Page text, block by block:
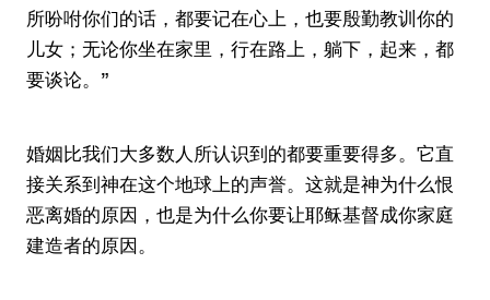
所吩咐你们的话，都要记在心上，也要殷勤教训你的
儿女；无论你坐在家里，行在路上，躺下，起来，都
要谈论。”
婚姻比我们大多数人所认识到的都要重要得多。它直
接关系到神在这个地球上的声誉。这就是神为什么恨
恶离婚的原因，也是为什么你要让耶稣基督成你家庭
建造者的原因。